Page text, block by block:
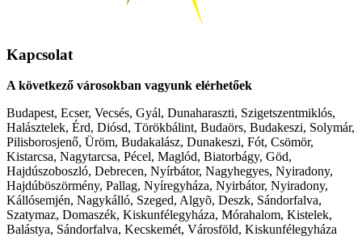
Kapcsolat
A következő városokban vagyunk elérhetőek
Budapest, Ecser, Vecsés, Gyál, Dunaharaszti, Szigetszentmiklós,
Halásztelek, Érd, Diósd, Törökbálint, Budaörs, Budakeszi, Solymár,
Pilisborosjenő, Üröm, Budakalász, Dunakeszi, Fót, Csömör,
Kistarcsa, Nagytarcsa, Pécel, Maglód, Biatorbágy, Göd,
Hajdúszoboszló, Debrecen, Nyírbátor, Nagyhegyes, Nyiradony,
Hajdúböszörmény, Pallag, Nyíregyháza, Nyirbátor, Nyiradony,
Kállósemjén, Nagykálló, Szeged, Algyõ, Deszk, Sándorfalva,
Szatymaz, Domaszék, Kiskunfélegyháza, Mórahalom, Kistelek,
Balástya, Sándorfalva, Kecskemét, Városföld, Kiskunfélegyháza